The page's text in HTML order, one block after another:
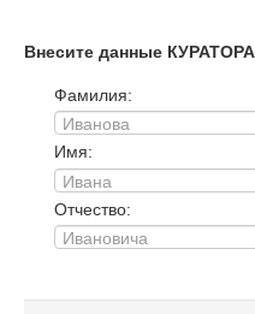
Внесите данные
Фамилия:
Имя:
Отчество: